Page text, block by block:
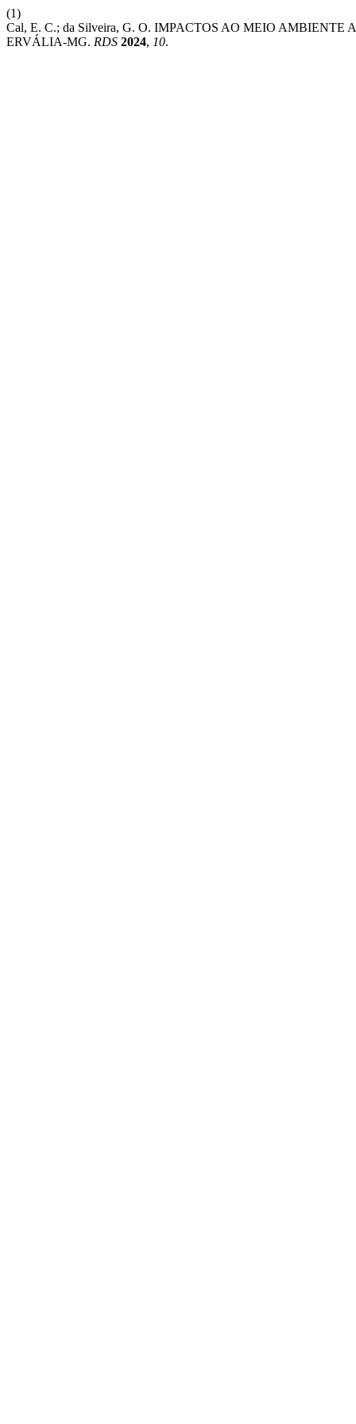
(1)
Cal, E. C.; da Silveira, G. O. IMPACTOS AO MEIO
ERVÁLIA-MG. RDS 2024, 10.